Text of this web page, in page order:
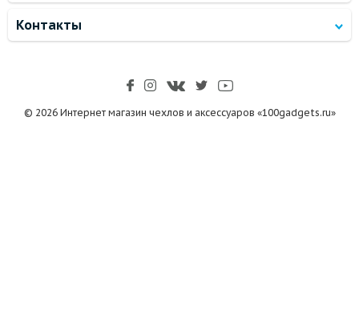
Контакты
© 2026 Интернет магазин чехлов и аксессуаров «100gadgets.ru»